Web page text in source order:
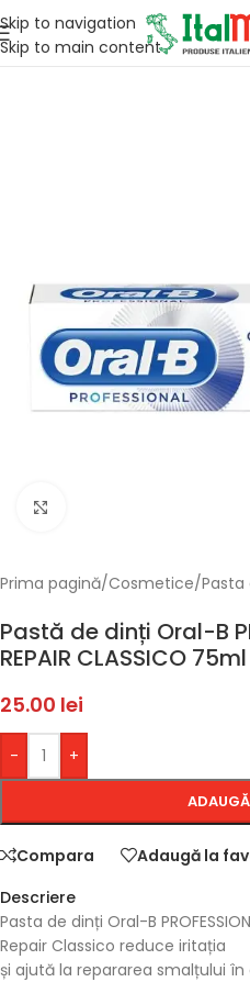
Skip to navigation
Skip to main content
Prima pagină/Cosmetice/Pasta
Pastă de dinți Oral-B
REPAIR CLASSICO 75ml
25.00 lei
- +
Compara
Adaugă la
Descriere
Pasta de dinți Oral-B
Repair Classico reduce iritația
și ajută la repararea smalțului